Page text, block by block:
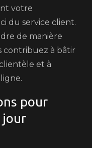
votre
du service client.
de manière
contribuez à bâtir
et à
pour
jour